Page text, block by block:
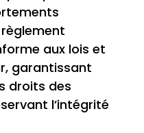
aux lois et
garantissant
droits des
l’intégrité